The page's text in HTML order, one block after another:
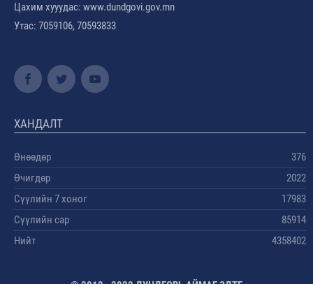
Цахим хууудас: www.dundgovi.gov.mn
Утас: 7059106, 70593833
ХАНДАЛТ
Өнөөдөр
376
Өчигдөр
2022
Сүүлийн 7 хоног
17983
Сүүлийн сар
85914
Нийт
4358402